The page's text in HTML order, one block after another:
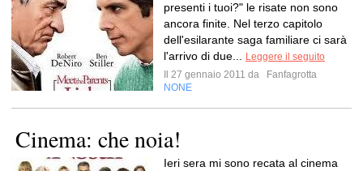
presenti i tuoi?" le risate non sono
ancora finite. Nel terzo capitolo
dell'esilarante saga familiare ci sarà
l'arrivo di due...
Leggere il seguito
Il 27 gennaio 2011 da
Fanfagrotta
NONE
Cinema: che noia!
Ieri sera mi sono recata al cinema